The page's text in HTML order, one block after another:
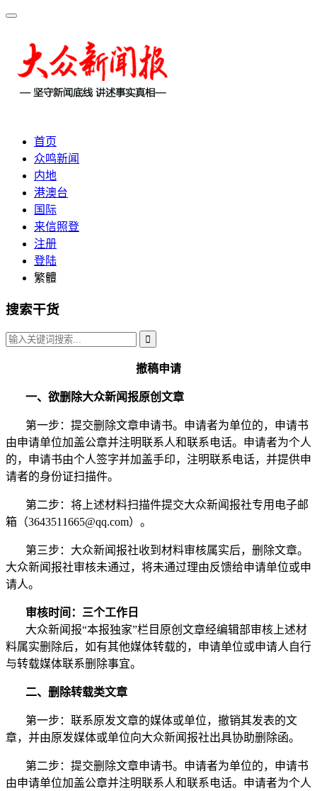
首页
众鸣新闻
内地
港澳台
国际
来信照登
注册
登陆
繁體
搜索干货
撤稿申请
一、欲删除大众新闻报原创文章
第一步：提交删除文章申请书。申请者为单位的，申请书
由申请单位加盖公章并注明联系人和联系电话。申请者为个人
的，申请书由个人签字并加盖手印，注明联系电话，并提供申
请者的身份证扫描件。
第二步：将上述材料扫描件提交大众新闻报社专用电子邮
箱（3643511665@qq.com）。
第三步：大众新闻报社收到材料审核属实后，删除文章。
大众新闻报社审核未通过，将未通过理由反馈给申请单位或申
请人。
审核时间：三个工作日
大众新闻报“本报独家”栏目原创文章经编辑部审核上述材
料属实删除后，如有其他媒体转载的，申请单位或申请人自行
与转载媒体联系删除事宜。
二、删除转载类文章
第一步：联系原发文章的媒体或单位，撤销其发表的文
章，并由原发媒体或单位向大众新闻报社出具协助删除函。
第二步：提交删除文章申请书。申请者为单位的，申请书
由申请单位加盖公章并注明联系人和联系电话。申请者为个人